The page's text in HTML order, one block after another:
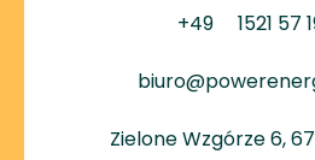
+49 1521 57
Zielone Wzgórze 6,